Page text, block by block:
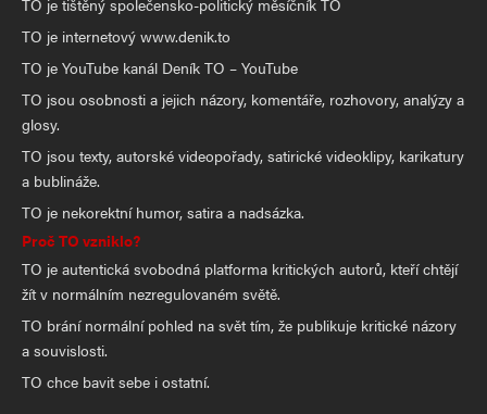
TO je internetový www.denik.to
TO je YouTube kanál Deník TO – YouTube
TO jsou osobnosti a jejich názory, komentáře, rozhovory, analýzy a
glosy.
TO jsou texty, autorské videopořady, satirické videoklipy, karikatury
a bublináže.
TO je nekorektní humor, satira a nadsázka.
Proč TO vzniklo?
TO je autentická svobodná platforma kritických autorů, kteří chtějí
žít v normálním nezregulovaném světě.
TO brání normální pohled na svět tím, že publikuje kritické názory
a souvislosti.
TO chce bavit sebe i ostatní.